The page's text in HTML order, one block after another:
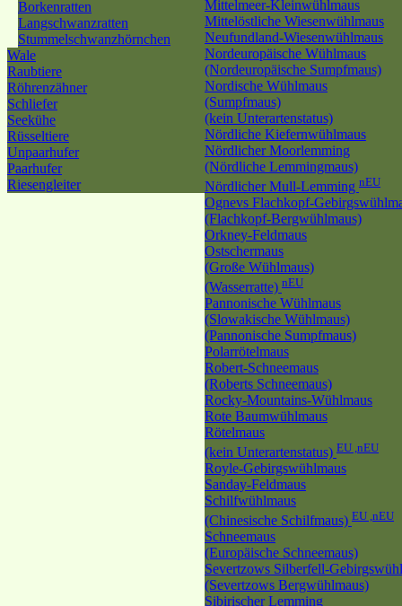
Borkenratten
Langschwanzratten
Stummelschwanzhörnchen
Wale
Raubtiere
Röhrenzähner
Schliefer
Seekühe
Rüsseltiere
Unpaarhufer
Paarhufer
Riesengleiter
Mittelmeer-Kleinwühlmaus
Mittelöstliche Wiesenwühlmaus
Neufundland-Wiesenwühlmaus
Nordeuropäische Wühlmaus
(Nordeuropäische Sumpfmaus)
Nordische Wühlmaus
(Sumpfmaus)
(kein Unterartenstatus)
Nördliche Kiefernwühlmaus
Nördlicher Moorlemming
(Nördliche Lemmingmaus)
Nördlicher Mull-Lemming nEU
Ognevs Flachkopf-
(Flachkopf-Bergwühlmaus)
Orkney-Feldmaus
Ostschermaus
(Große Wühlmaus)
(Wasserratte) nEU
Pannonische Wühlmaus
(Slowakische Wühlmaus)
(Pannonische Sumpfmaus)
Polarrötelmaus
Robert-Schneemaus
(Roberts Schneemaus)
Rocky-Mountains-Wühlmaus
Rote Baumwühlmaus
Rötelmaus
(kein Unterartenstatus) EU ,nEU
Royle-Gebirgswühlmaus
Sanday-Feldmaus
Schilfwühlmaus
(Chinesische Schilfmaus) EU ,nEU
Schneemaus
(Europäische Schneemaus)
Severtzows Silberfell-
(Severtzows Bergwühlmaus)
Sibirischer Lemming